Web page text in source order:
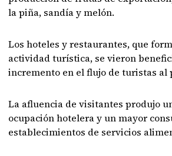
la piña, sandía y melón.
Los hoteles y restaurantes, que
actividad turística, se vieron
incremento en el flujo de turistas al
La afluencia de visitantes produjo
ocupación hotelera y un mayor
establecimientos de servicios